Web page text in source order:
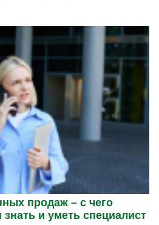
продаж – с чего
знать и уметь специалист